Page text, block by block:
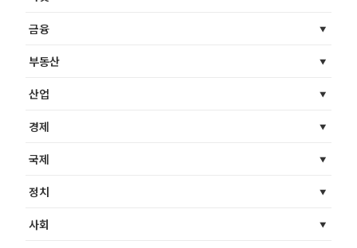
금융
부동산
산업
경제
국제
정치
사회